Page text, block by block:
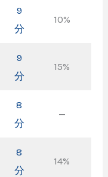
9
分
10%
9
分
15%
8
分
—
8
分
14%